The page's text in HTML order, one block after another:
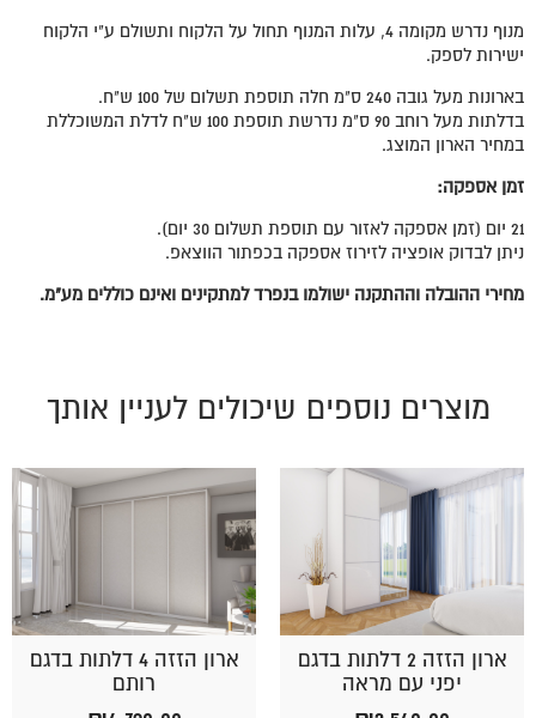
מנוף נדרש מקומה 4, עלות המנוף תחול על הלקוח ותשולם ע"י הלקוח
ישירות לספק.
בארונות מעל גובה 240 ס"מ חלה תוספת תשלום של 100 ש"ח.
בדלתות מעל רוחב 90 ס"מ נדרשת תוספת 100 ש"ח לדלת המשוכללת
במחיר הארון המוצג.
זמן אספקה:
21 יום (זמן אספקה לאזור עם תוספת תשלום 30 יום).
ניתן לבדוק אופציה לזירוז אספקה בכפתור הווצאפ.
מחירי ההובלה וההתקנה ישולמו בנפרד למתקינים ואינם כוללים מע"מ.
מוצרים נוספים שיכולים לעניין אותך
ארון הזזה 2 דלתות בדגם
יפני עם מראה
ארון הזזה 4 דלתות בדגם
רותם